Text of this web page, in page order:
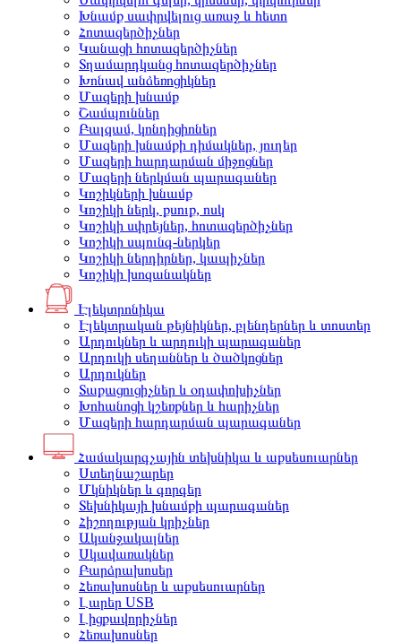
Խնամք սափրվելուց առաջ և հետո
Հոտազերծիչներ
Կանացի հոտազերծիչներ
Տղամարդկանց հոտազերծիչներ
Խոնավ անձեռոցիկներ
Մազերի խնամք
Շամպուններ
Բալզամ, կոնդիցիոներ
Մազերի խնամքի դիմակներ, յուղեր
Մազերի հարդարման միջոցներ
Մազերի ներկման պարագաներ
Կոշիկների խնամք
Կոշիկի ներկ, քսուք, ոսկ
Կոշիկի սփրեյներ, հոտազերծիչներ
Կոշիկի սպունգ-ներկեր
Կոշիկի ներդիրներ, կապիչներ
Կոշիկի խոզանակներ
Էլեկտրոնիկա
Էլեկտրական թեյնիկներ, բլենդերներ և տոստեր
Արդուկներ և արդուկի պարագաներ
Արդուկի սեղաններ և ծածկոցներ
Արդուկներ
Տաքացուցիչներ և օդափոխիչներ
Խոհանոցի կշեռքներ և հարիչներ
Մազերի հարդարման պարագաներ
Համակարգչային տեխնիկա և աքսեսուարներ
Ստեղնաշարեր
Մկնիկներ և գորգեր
Տեխնիկայի խնամքի պարագաներ
Հիշողության կրիչներ
Ականջակալներ
Սկավառակներ
Բարձրախոսեր
Հեռախոսներ և աքսեսուարներ
Լարեր USB
Լիցքավորիչներ
Հեռախոսներ